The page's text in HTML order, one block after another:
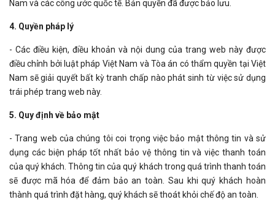
Nam và các công ước quốc tế. Bản quyền đã được bảo lưu.
4. Quyền pháp lý
- Các điều kiện, điều khoản và nội dung của trang web này được
điều chỉnh bởi luật pháp Việt Nam và Tòa án có thẩm quyền tại Việt
Nam sẽ giải quyết bất kỳ tranh chấp nào phát sinh từ việc sử dụng
trái phép trang web này.
5. Quy định về bảo mật
- Trang web của chúng tôi coi trọng việc bảo mật thông tin và sử
dụng các biện pháp tốt nhất bảo vệ thông tin và việc thanh toán
của quý khách. Thông tin của quý khách trong quá trình thanh toán
sẽ được mã hóa để đảm bảo an toàn. Sau khi quý khách hoàn
thành quá trình đặt hàng, quý khách sẽ thoát khỏi chế độ an toàn.